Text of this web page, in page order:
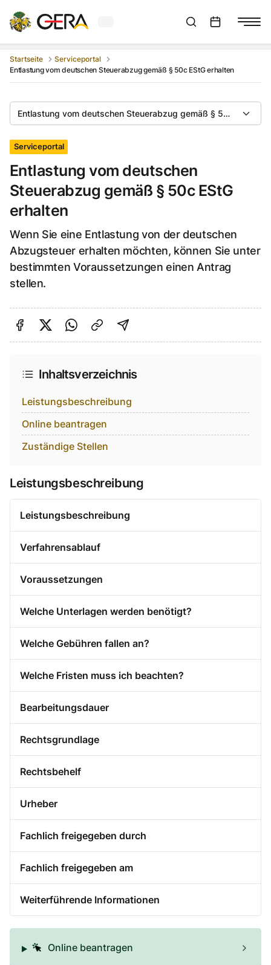
Aktuelles Wetter in GeraSuchleiste anzeigen
Startseite
Serviceportal
Entlastung vom deutschen Steuerabzug gemäß § 50c EStG erhalten
Entlastung vom deutschen Steuerabzug gemäß § 50c EStG
Serviceportal
Entlastung vom deutschen
Steuerabzug gemäß § 50c EStG
erhalten
Wenn Sie eine Entlastung von der deutschen
Abzugsteuer erhalten möchten, können Sie unter
bestimmten Voraussetzungen einen Antrag
stellen.
Auf Facebook teilen
Auf Twitter teilen
Per Link teilen
shareViaEmail
Inhaltsverzeichnis
Leistungsbeschreibung
Online beantragen
Zuständige Stellen
Leistungsbeschreibung
Leistungsbeschreibung
Verfahrensablauf
Voraussetzungen
Welche Unterlagen werden benötigt?
Welche Gebühren fallen an?
Welche Fristen muss ich beachten?
Bearbeitungsdauer
Rechtsgrundlage
Rechtsbehelf
Urheber
Fachlich freigegeben durch
Fachlich freigegeben am
Weiterführende Informationen
Online beantragen